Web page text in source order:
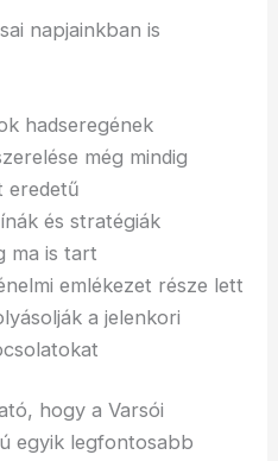
napjainkban is
hadseregének
még mindig
eredetű
és stratégiák
ma is tart
emlékezet része lett
a jelenkori
hogy a Varsói
egyik legfontosabb